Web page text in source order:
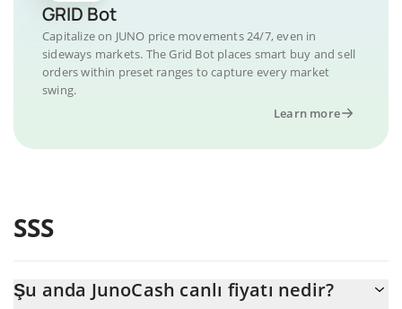
GRID Bot
Capitalize on JUNO price movements 24/7, even in
sideways markets. The Grid Bot places smart buy and sell
orders within preset ranges to capture every market
swing.
Learn more
SSS
Şu anda JunoCash canlı fiyatı nedir?